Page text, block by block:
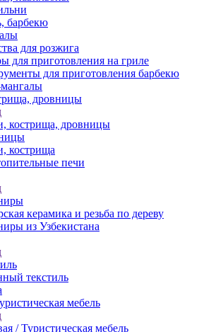
барбекю
для розжига
для приготовления на гриле
для приготовления барбекю
дровницы
кострища, дровницы
кострища
печи
керамика и резьба по дереву
из Узбекистана
текстиль
мебель
/ Туристическая мебель